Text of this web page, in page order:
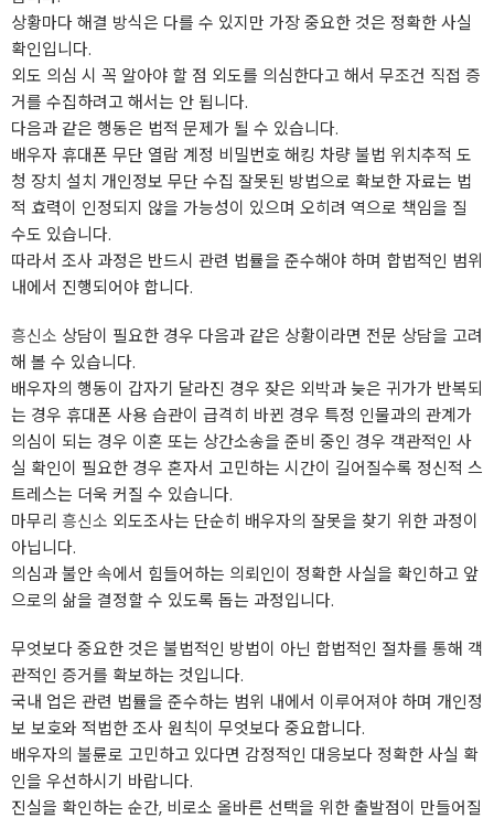
상황마다 해결 방식은 다를 수 있지만 가장 중요한 것은 정확한 사실
확인입니다.
외도 의심 시 꼭 알아야 할 점 외도를 의심한다고 해서 무조건 직접 증
거를 수집하려고 해서는 안 됩니다.
다음과 같은 행동은 법적 문제가 될 수 있습니다.
배우자 휴대폰 무단 열람 계정 비밀번호 해킹 차량 불법 위치추적 도
청 장치 설치 개인정보 무단 수집 잘못된 방법으로 확보한 자료는 법
적 효력이 인정되지 않을 가능성이 있으며 오히려 역으로 책임을 질
수도 있습니다.
따라서 조사 과정은 반드시 관련 법률을 준수해야 하며 합법적인 범위
내에서 진행되어야 합니다.
흥신소 상담이 필요한 경우 다음과 같은 상황이라면 전문 상담을 고려
해 볼 수 있습니다.
배우자의 행동이 갑자기 달라진 경우 잦은 외박과 늦은 귀가가 반복되
는 경우 휴대폰 사용 습관이 급격히 바뀐 경우 특정 인물과의 관계가
의심이 되는 경우 이혼 또는 상간소송을 준비 중인 경우 객관적인 사
실 확인이 필요한 경우 혼자서 고민하는 시간이 길어질수록 정신적 스
트레스는 더욱 커질 수 있습니다.
마무리 흥신소 외도조사는 단순히 배우자의 잘못을 찾기 위한 과정이
아닙니다.
의심과 불안 속에서 힘들어하는 의뢰인이 정확한 사실을 확인하고 앞
으로의 삶을 결정할 수 있도록 돕는 과정입니다.
무엇보다 중요한 것은 불법적인 방법이 아닌 합법적인 절차를 통해 객
관적인 증거를 확보하는 것입니다.
국내 업은 관련 법률을 준수하는 범위 내에서 이루어져야 하며 개인정
보 보호와 적법한 조사 원칙이 무엇보다 중요합니다.
배우자의 불륜로 고민하고 있다면 감정적인 대응보다 정확한 사실 확
인을 우선하시기 바랍니다.
진실을 확인하는 순간, 비로소 올바른 선택을 위한 출발점이 만들어질